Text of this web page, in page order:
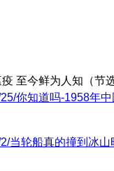
至今鲜为人知（节选
你知道吗-1958年
当轮船真的撞到冰